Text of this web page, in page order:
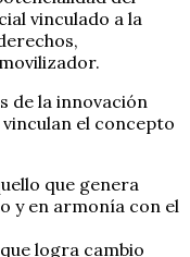
vinculado a la
de la innovación
el concepto
que genera
y en armonía con el
logra cambio